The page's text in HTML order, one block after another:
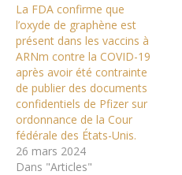
La FDA confirme que
l’oxyde de graphène est
présent dans les vaccins à
ARNm contre la COVID-19
après avoir été contrainte
de publier des documents
confidentiels de Pfizer sur
ordonnance de la Cour
fédérale des États-Unis.
26 mars 2024
Dans "Articles"